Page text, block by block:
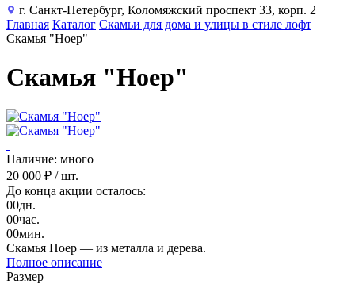
г. Санкт-Петербург, Коломяжский проспект 33, корп. 2
Главная Каталог Скамьи для дома и улицы в стиле лофт
Скамья "Ноер"
Скамья "Ноер"
Наличие: много
20 000 ₽ / шт.
До конца акции осталось:
00дн.
00час.
00мин.
Скамья Ноер — из металла и дерева.
Полное описание
Размер